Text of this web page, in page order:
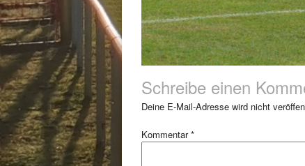
Schreibe einen
Deine E-Mail-Adresse wird nicht
Kommentar*